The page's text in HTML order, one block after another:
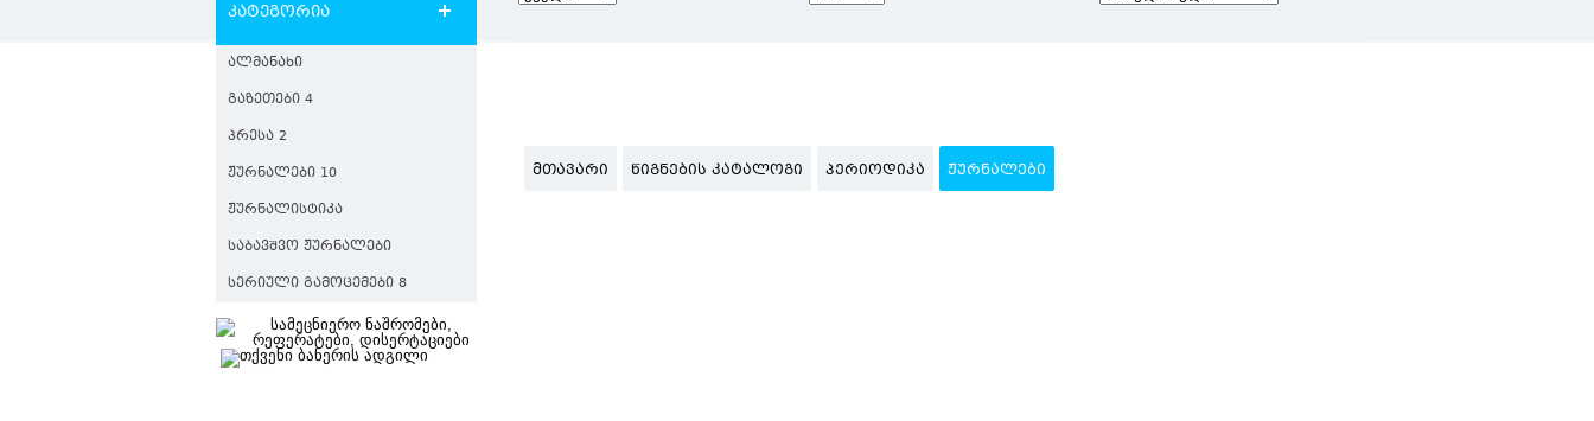
კატეგორია
ᲐᲚᲛᲐᲜᲐᲮᲘ
ᲒᲐᲖᲔᲗᲔᲑᲘ 4
ᲞᲠᲔᲡᲐ 2
ᲟᲣᲠᲜᲐᲚᲔᲑᲘ 10
ᲟᲣᲠᲜᲐᲚᲘᲡᲢᲘᲙᲐ
ᲡᲐᲑᲐᲕᲨᲕᲝ ᲟᲣᲠᲜᲐᲚᲔᲑᲘ
ᲡᲔᲠᲘᲣᲚᲘ ᲒᲐᲛᲝᲪᲔᲛᲔᲑᲘ 8
ᲛᲗᲐᲕᲐᲠᲘ ᲬᲘᲒᲜᲔᲑᲘᲡ ᲙᲐᲢᲐᲚᲝᲒᲘ ᲞᲔᲠᲘᲝᲓᲘᲙᲐ ᲟᲣᲠᲜᲐᲚᲔᲑᲘ